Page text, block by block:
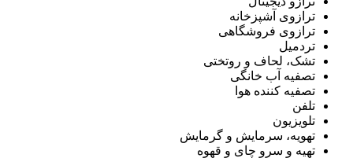
ترازوی آشپزخانه
ترازوی فروشگاهی
تردمیل
تشک، لحاف و روتختی
تصفیه آب خانگی
تصفیه کننده هوا
تلفن
تلویزیون
تهویه، سرمایش و گرمایش
تهیه و سرو چای و قهوه